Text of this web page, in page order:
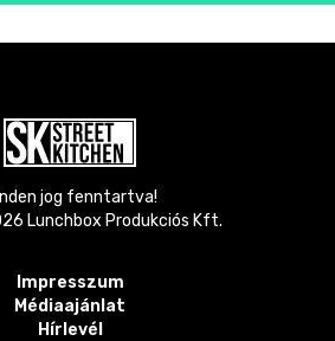
jog fenntartva!
Lunchbox Produkciós Kft.
Impresszum
Médiaajánlat
Hírlevél